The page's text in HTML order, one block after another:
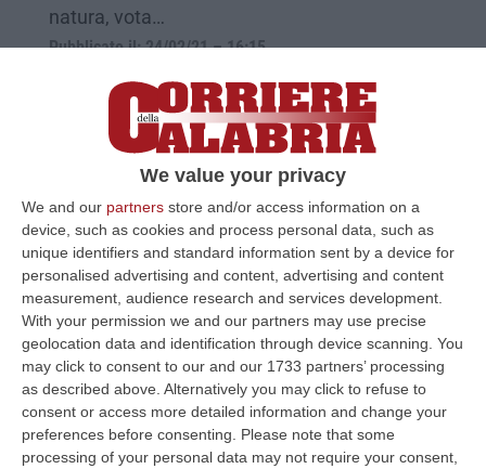
We value your privacy
We and our partners store and/or access information on a
device, such as cookies and process personal data, such as
unique identifiers and standard information sent by a device for
personalised advertising and content, advertising and content
measurement, audience research and services development.
With your permission we and our partners may use precise
geolocation data and identification through device scanning. You
may click to consent to our and our 1733 partners’ processing
as described above. Alternatively you may click to refuse to
consent or access more detailed information and change your
preferences before consenting.
Please note that some
processing of your personal data may not require your consent,
natura, vota…
Pubblicato il: 24/02/21 – 16:15
L’endorsement del neo ministro
Garavaglia per il platano di Curinga
Il titolare del Turismo “sponsorizza” l’albero
calabrese in un’intervista al Corriere della